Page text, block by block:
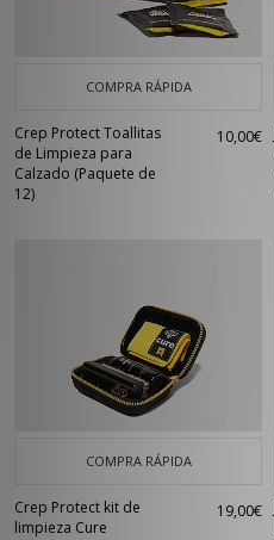
COMPRA RÁPIDA
Crep Protect Toallitas
de Limpieza para
Calzado (Paquete de
12)
10,00€
COMPRA RÁPIDA
Crep Protect kit de
limpieza Cure
19,00€